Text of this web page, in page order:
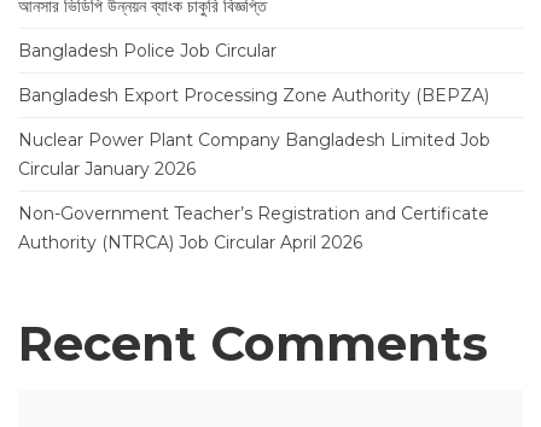
আনসার ভিডিপি উন্নয়ন ব্যাংক চাকুরি বিজ্ঞপ্তি
Bangladesh Police Job Circular
Bangladesh Export Processing Zone Authority (BEPZA)
Nuclear Power Plant Company Bangladesh Limited Job
Circular January 2026
Non-Government Teacher’s Registration and Certificate
Authority (NTRCA) Job Circular April 2026
Recent Comments